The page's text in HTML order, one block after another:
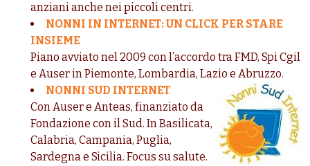
anziani anche nei piccoli centri.
NONNI IN INTERNET: UN CLICK PER STARE
INSIEME
Piano avviato nel 2009 con l’accordo tra FMD, Spi Cgil
e Auser in Piemonte, Lombardia, Lazio e Abruzzo.
NONNI SUD INTERNET
Con Auser e Anteas, finanziato da
Fondazione con il Sud. In Basilicata,
Calabria, Campania, Puglia,
Sardegna e Sicilia. Focus su salute.